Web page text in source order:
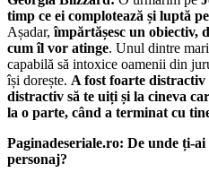
timp ce ei complotează și luptă
Așadar,împărtășesc un obiectiv,
cum îl vor atinge. Unul dintre
capabilă să intoxice oamenii din
își dorește. A fost foarte distractiv
distractiv să te uiți și la cineva
la o parte, când a terminat cu
Paginadeseriale.ro: De unde ți-
personaj?